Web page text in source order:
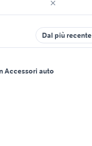
Dal più recente
Accessori auto